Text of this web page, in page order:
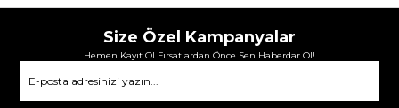
Size Özel Kampanyalar
Hemen Kayıt Ol Fırsatlardan Önce Sen Haberdar Ol!